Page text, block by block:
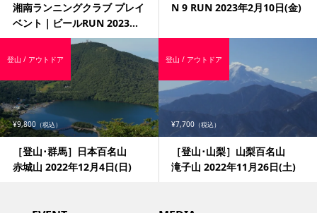
湘南ランニングクラブ プレイ
ベント｜ビールRUN 2023...
N 9 RUN 2023年2月10日(金)
¥9,800 （税込）
［登山･群馬］日本百名山
赤城山 2022年12月4日(日)
登山 / アウトドア
¥7,700 （税込）
［登山･山梨］山梨百名山
滝子山 2022年11月26日(土)
登山 / アウトドア